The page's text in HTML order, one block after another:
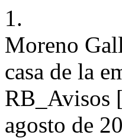
1.
Moreno
casa de la
RB_Avisos
agosto de